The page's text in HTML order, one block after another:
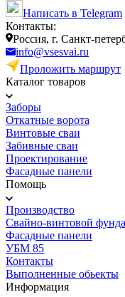
Написать в Telegram
Контакты:
Россия, г. Санкт-
info@vsesvai.ru
Проложить маршрут
Каталог товаров
Заборы
Откатные ворота
Винтовые сваи
Забивные сваи
Проектирование
Фасадные панели
Помощь
Производство
Свайно-винтовой
Фасадные панели
УБМ 85
Контакты
Выполненные обьекты
Информация